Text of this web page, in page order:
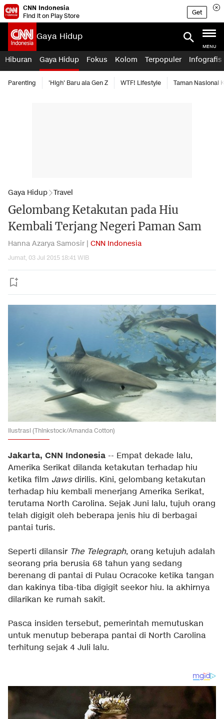
CNN Indonesia
Find it on Play Store
Get
Gaya Hidup
MENU
Hiburan Gaya Hidup Fokus Kolom Terpopuler Infografis
Parenting 'High' Baru ala Gen Z WTF! Lifestyle Taman Nasional
Gaya Hidup Travel
Gelombang Ketakutan pada Hiu
Kembali Terjang Negeri Paman Sam
Hanna Azarya Samosir | CNN Indonesia
Jumat, 03 Jul 2015 18:41 WIB
Ilustrasi (Thinkstock/Amanda Cotton)
Jakarta, CNN Indonesia -- Empat dekade lalu,
Amerika Serikat dilanda ketakutan terhadap hiu
ketika film Jawsdirilis. Kini, gelombang ketakutan
terhadap hiu kembali menerjang Amerika Serikat,
terutama North Carolina. Sejak Juni lalu, tujuh orang
telah digigit oleh beberapa jenis hiu di berbagai
pantai turis.
Seperti dilansir The Telegraph, orang ketujuh adalah
seorang pria berusia 68 tahun yang sedang
berenang di pantai di Pulau Ocracoke ketika tangan
dan kakinya tiba-tiba digigit seekor hiu. Ia akhirnya
dilarikan ke rumah sakit.
Pasca insiden tersebut, pemerintah memutuskan
untuk menutup beberapa pantai di North Carolina
terhitung sejak 4 Juli lalu.